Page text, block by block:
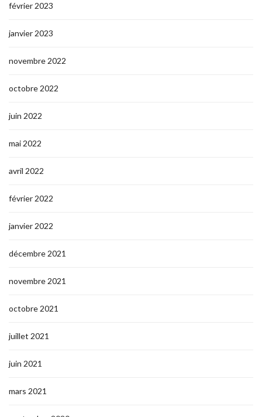
février 2023
janvier 2023
novembre 2022
octobre 2022
juin 2022
mai 2022
avril 2022
février 2022
janvier 2022
décembre 2021
novembre 2021
octobre 2021
juillet 2021
juin 2021
mars 2021